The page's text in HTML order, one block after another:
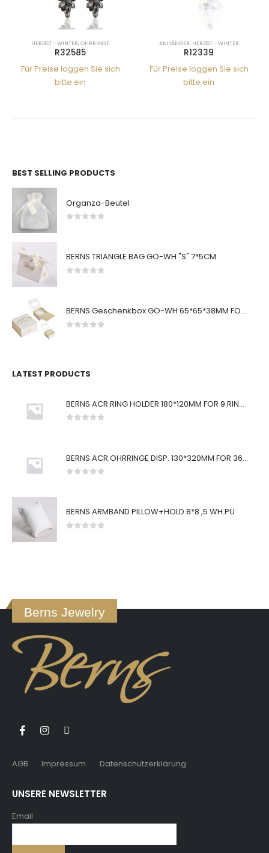
sich
ANHÄNGER,HERBST - WINTER
Für Preise loggen Sie sich
HERBST - WINTER
Für Preise loggen
BEST SELLING PRODUCTS
Organza-Beutel
BERNS TRIANGLE BAG GO-WH "S" 7*5CM
BERNS Geschenkbox GO-WH 65*65*38MM FOR SMALL SETS
LATEST PRODUCTS
BERNS ACR.RING HOLDER 180*120MM FOR 9 RINGS
BERNS ACR.OHRRINGE DISP. 130*320MM FOR 36 PAIRS
BERNS ARMBAND PILLOW+HOLD.8*8 ,5 WH.PU
Berns Jewelry
AGB Impressum Datenschutzerklärung
UNSERE NEWSLETTER
Email